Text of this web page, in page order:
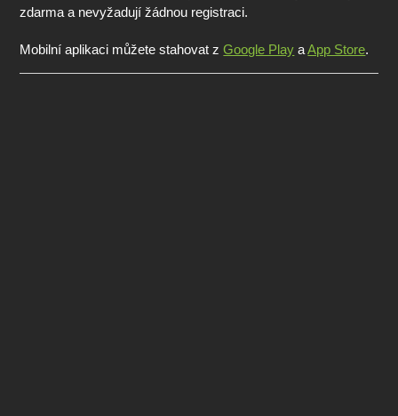
zdarma a nevyžadují žádnou registraci.
Mobilní aplikaci můžete stahovat zGoogle Play aApp Store.